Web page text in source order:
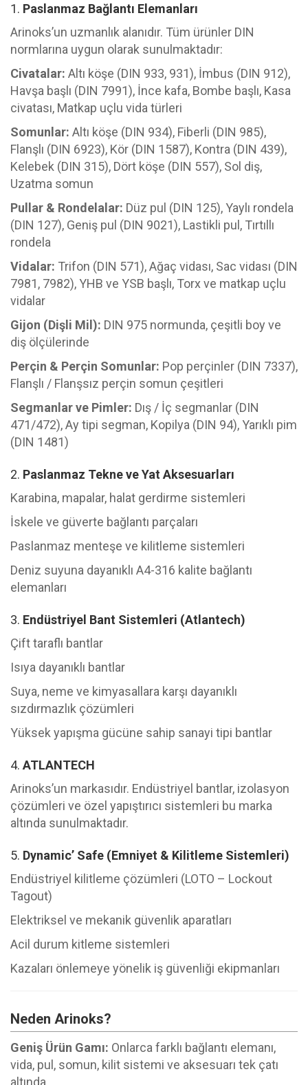
1. Paslanmaz Bağlantı Elemanları
Arinoks’un uzmanlık alanıdır. Tüm ürünler DIN
normlarına uygun olarak sunulmaktadır:
Civatalar: Altı köşe (DIN 933, 931), İmbus (DIN 912),
Havşa başlı (DIN 7991), İnce kafa, Bombe başlı, Kasa
civatası, Matkap uçlu vida türleri
Somunlar: Altı köşe (DIN 934), Fiberli (DIN 985),
Flanşlı (DIN 6923), Kör (DIN 1587), Kontra (DIN 439),
Kelebek (DIN 315), Dört köşe (DIN 557), Sol diş,
Uzatma somun
Pullar & Rondelalar: Düz pul (DIN 125), Yaylı rondela
(DIN 127), Geniş pul (DIN 9021), Lastikli pul, Tırtıllı
rondela
Vidalar: Trifon (DIN 571), Ağaç vidası, Sac vidası (DIN
7981, 7982), YHB ve YSB başlı, Torx ve matkap uçlu
vidalar
Gijon (Dişli Mil): DIN 975 normunda, çeşitli boy ve
diş ölçülerinde
Perçin & Perçin Somunlar: Pop perçinler (DIN 7337),
Flanşlı / Flanşsız perçin somun çeşitleri
Segmanlar ve Pimler: Dış / İç segmanlar (DIN
471/472), Ay tipi segman, Kopilya (DIN 94), Yarıklı pim
(DIN 1481)
2. Paslanmaz Tekne ve Yat Aksesuarları
Karabina, mapalar, halat gerdirme sistemleri
İskele ve güverte bağlantı parçaları
Paslanmaz menteşe ve kilitleme sistemleri
Deniz suyuna dayanıklı A4-316 kalite bağlantı
elemanları
3. Endüstriyel Bant Sistemleri (Atlantech)
Çift taraflı bantlar
Isıya dayanıklı bantlar
Suya, neme ve kimyasallara karşı dayanıklı
sızdırmazlık çözümleri
Yüksek yapışma gücüne sahip sanayi tipi bantlar
4. ATLANTECH
Arinoks’un markasıdır. Endüstriyel bantlar, izolasyon
çözümleri ve özel yapıştırıcı sistemleri bu marka
altında sunulmaktadır.
5. Dynamic’ Safe (Emniyet & Kilitleme Sistemleri)
Endüstriyel kilitleme çözümleri (LOTO – Lockout
Tagout)
Elektriksel ve mekanik güvenlik aparatları
Acil durum kitleme sistemleri
Kazaları önlemeye yönelik iş güvenliği ekipmanları
Neden Arinoks?
Geniş Ürün Gamı: Onlarca farklı bağlantı elemanı,
vida, pul, somun, kilit sistemi ve aksesuarı tek çatı
altında.